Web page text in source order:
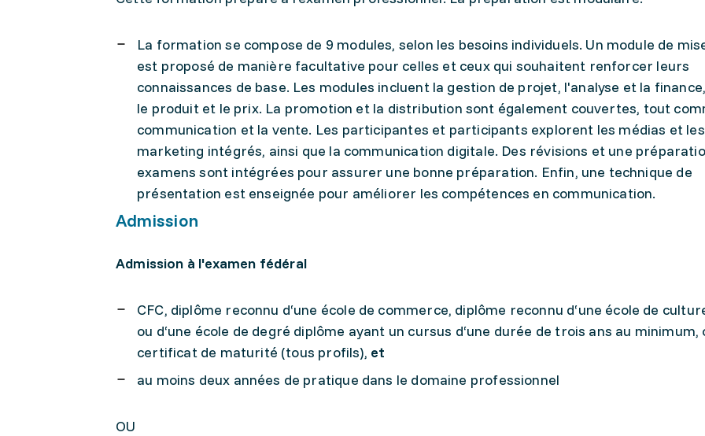
La formation se compose de 9 modules, selon les besoins individuels. Un module de
est proposé de manière facultative pour celles et ceux qui souhaitent renforcer leurs
connaissances de base. Les modules incluent la gestion de projet, l'analyse et la
le produit et le prix. La promotion et la distribution sont également couvertes, tout
communication et la vente. Les participantes et participants explorent les médias et
marketing intégrés, ainsi que la communication digitale. Des révisions et une
examens sont intégrées pour assurer une bonne préparation. Enfin, une technique de
présentation est enseignée pour améliorer les compétences en communication.
Admission
Admission à l'examen fédéral
CFC, diplôme reconnu d‘une école de commerce, diplôme reconnu d‘une école de
ou d‘une école de degré diplôme ayant un cursus d‘une durée de trois ans au minimum,
certificat de maturité (tous profils), et
au moins deux années de pratique dans le domaine professionnel
OU